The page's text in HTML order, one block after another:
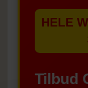
HELE
Tilbud